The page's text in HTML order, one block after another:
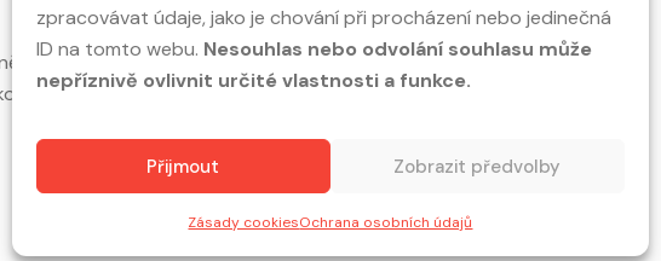
zpracovávat údaje, jako je chování při procházení nebo jedinečná
ID na tomto webu. Nesouhlas nebo odvolání souhlasu může
nepříznivě ovlivnit určité vlastnosti a funkce.
Přijmout Zobrazit předvolby
Zásady cookiesOchrana osobních údajů
čitelná. Nejprve město, jeho ulice, náměstí a každodenní
jaký skutečně je: město pod Šumavou, jehož příběh se